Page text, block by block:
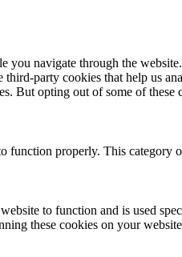
navigate through the
party cookies that help us
But opting out of some of
function properly. This
to function and is used
these cookies on your